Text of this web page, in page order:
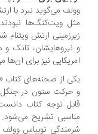
می‌گوید نبرد با ارتش
ویت‌کنگ‌ها نبودند که
ارتش ویتنام شمالی
تانک و
نیز برای آن‌ها
از صحنه‌های کتاب «در
ستون در جنگل است.
توجه کتاب دانست
تشریح می‌شود.
توبیاس وولف از